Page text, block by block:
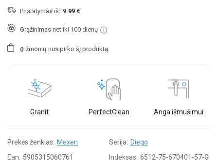
Pristatymas iš: 9.99 €
Grąžinimas net iki 100 dienų
0 žmonių nusipirko šį produktą.
Granit PerfectClean Anga išmušimui
Prekės ženklas: Mexen Serija: Diego
Ean: 5905315060761 Indeksas: 6512-75-670401-57-G